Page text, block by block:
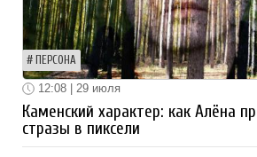
ПЕРСОНА
12:08 | 29 июля
Каменский характер: как Алёна
стразы в пиксели